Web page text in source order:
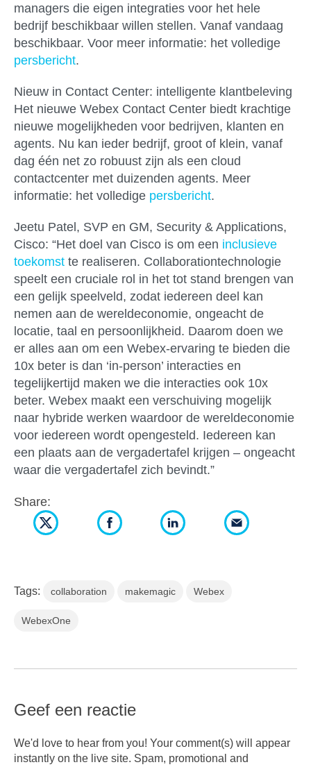
managers die eigen integraties voor het hele
bedrijf beschikbaar willen stellen. Vanaf vandaag
beschikbaar. Voor meer informatie: het volledige
persbericht.
Nieuw in Contact Center: intelligente klantbeleving
Het nieuwe Webex Contact Center biedt krachtige
nieuwe mogelijkheden voor bedrijven, klanten en
agents. Nu kan ieder bedrijf, groot of klein, vanaf
dag één net zo robuust zijn als een cloud
contactcenter met duizenden agents. Meer
informatie: het volledige persbericht.
Jeetu Patel, SVP en GM, Security & Applications,
Cisco: “Het doel van Cisco is om een inclusieve
toekomst te realiseren. Collaborationtechnologie
speelt een cruciale rol in het tot stand brengen van
een gelijk speelveld, zodat iedereen deel kan
nemen aan de wereldeconomie, ongeacht de
locatie, taal en persoonlijkheid. Daarom doen we
er alles aan om een Webex-ervaring te bieden die
10x beter is dan ‘in-person’ interacties en
tegelijkertijd maken we die interacties ook 10x
beter. Webex maakt een verschuiving mogelijk
naar hybride werken waardoor de wereldeconomie
voor iedereen wordt opengesteld. Iedereen kan
een plaats aan de vergadertafel krijgen – ongeacht
waar die vergadertafel zich bevindt.”
Share:
Tags: collaboration makemagic Webex
WebexOne
Geef een reactie
We'd love to hear from you! Your comment(s) will appear
instantly on the live site. Spam, promotional and